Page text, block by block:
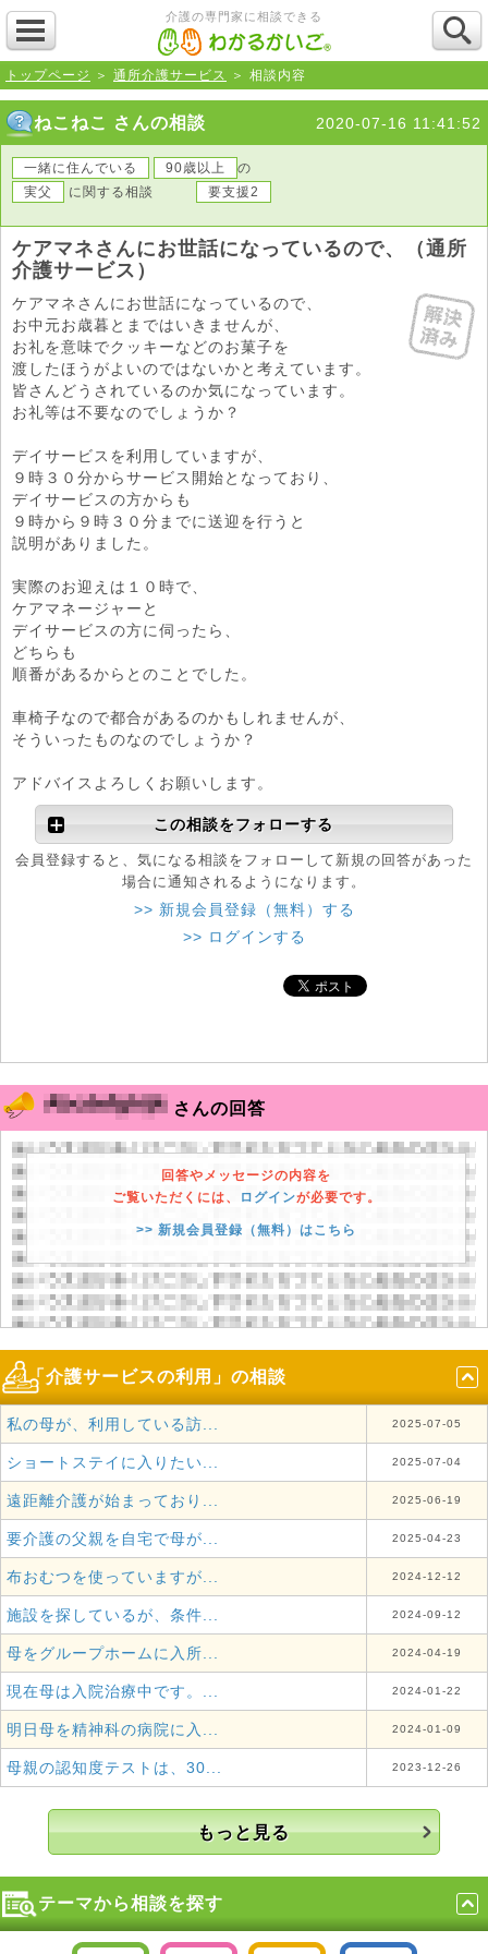
介護の専門家に相談できる
トップページ ＞ 通所介護サービス ＞ 相談内容
ねこねこ さんの相談 2020-07-16 11:41:52
一緒に住んでいる 90歳以上
の
実父
に関する相談 要支援2
ケアマネさんにお世話になっているので、（通所
介護サービス）
ケアマネさんにお世話になっているので、
お中元お歳暮とまではいきませんが、
お礼を意味でクッキーなどのお菓子を
渡したほうがよいのではないかと考えています。
皆さんどうされているのか気になっています。
お礼等は不要なのでしょうか？
デイサービスを利用していますが、
９時３０分からサービス開始となっており、
デイサービスの方からも
９時から９時３０分までに送迎を行うと
説明がありました。
実際のお迎えは１０時で、
ケアマネージャーと
デイサービスの方に伺ったら、
どちらも
順番があるからとのことでした。
車椅子なので都合があるのかもしれませんが、
そういったものなのでしょうか？
アドバイスよろしくお願いします。
この相談をフォローする
会員登録すると、気になる相談をフォローして新規の回答があった
場合に通知されるようになります。
>> 新規会員登録（無料）する
>> ログインする
さんの回答
回答やメッセージの内容を
ご覧いただくには、
ログインが必要です。
>> 新規会員登録（無料）はこちら
「介護サービスの利用」の相談
私の母が、利用している訪... 2025-07-05
ショートステイに入りたい... 2025-07-04
遠距離介護が始まっており... 2025-06-19
要介護の父親を自宅で母が... 2025-04-23
布おむつを使っていますが... 2024-12-12
施設を探しているが、条件... 2024-09-12
母をグループホームに入所... 2024-04-19
現在母は入院治療中です。... 2024-01-22
明日母を精神科の病院に入... 2024-01-09
母親の認知度テストは、30... 2023-12-26
もっと見る
テーマから相談を探す